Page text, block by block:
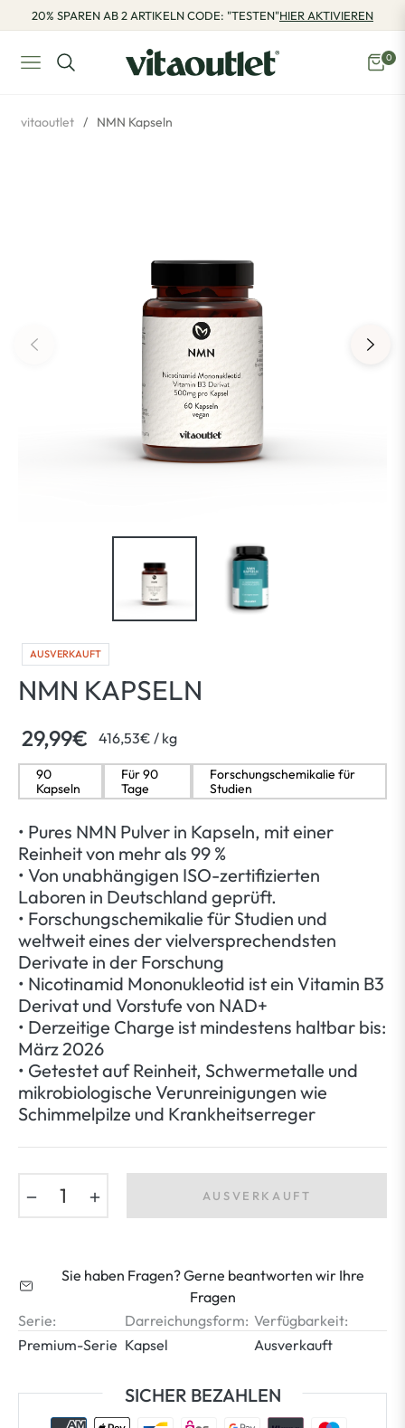
20% SPAREN AB 2 ARTIKELN CODE: "TESTEN"HIER AKTIVIEREN
Navigation
0
vitaoutlet / NMN Kapseln
AUSVERKAUFT
NMN KAPSELN
Normaler
Preis
29,99€ 416,53€ / per
kg
90
Kapseln
Für 90
Tage
Forschungschemikalie für
Studien
• Pures NMN Pulver in Kapseln, mit einer
Reinheit von mehr als 99 %
• Von unabhängigen ISO-zertifizierten
Laboren in Deutschland geprüft.
• Forschungschemikalie für Studien und
weltweit eines der vielversprechendsten
Derivate in der Forschung
• Nicotinamid Mononukleotid ist ein Vitamin B3
Derivat und Vorstufe von NAD+
• Derzeitige Charge ist mindestens haltbar bis:
März 2026
• Getestet auf Reinheit, Schwermetalle und
mikrobiologische Verunreinigungen wie
Schimmelpilze und Krankheitserreger
AUSVERKAUFT
Sie haben Fragen? Gerne beantworten wir Ihre
Fragen
Serie:
Premium-Serie
Darreichungsform:
Kapsel
Verfügbarkeit:
Ausverkauft
SICHER BEZAHLEN